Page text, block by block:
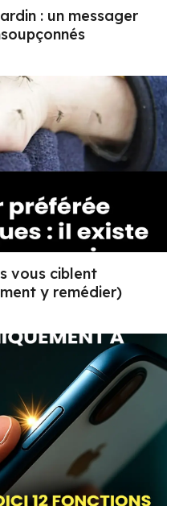
: un messager
vous ciblent
y remédier)